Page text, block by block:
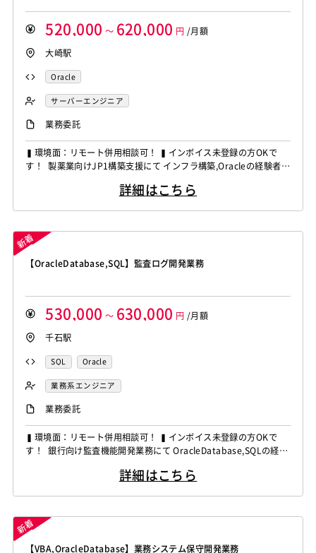
520,000 ～ 620,000 円 /月額
大崎駅
Oracle
サーバーエンジニア
業務委託
▍環境面：リモート併用相談可！ ▍インボイス未登録の方OKで
す！ 製薬業向けJP1構築支援にて インフラ構築,Oracleの経験者を
・JP1の設計および設定構築対応 ・外部サーバ連携の検討対応 ・
詳細はこちら
【OracleDatabase,SQL】監査ログ開発業務
530,000 ～ 630,000 円 /月額
千石駅
SQL Oracle
業務系エンジニア
業務委託
▍環境面：リモート併用相談可！ ▍インボイス未登録の方OKで
す！ 銀行向け監査機能開発業務にて OracleDatabase,SQLの経験
応 ・Windowsイベントログ解析対応 ・Oracle監査証跡解析およ
詳細はこちら
【VBA,OracleDatabase】業務システム保守開発業務